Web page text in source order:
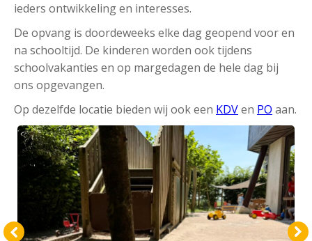
ieders ontwikkeling en interesses.
De opvang is doordeweeks elke dag geopend voor en
na schooltijd. De kinderen worden ook tijdens
schoolvakanties en op margedagen de hele dag bij
ons opgevangen.
Op dezelfde locatie bieden wij ook een KDVen PO aan.